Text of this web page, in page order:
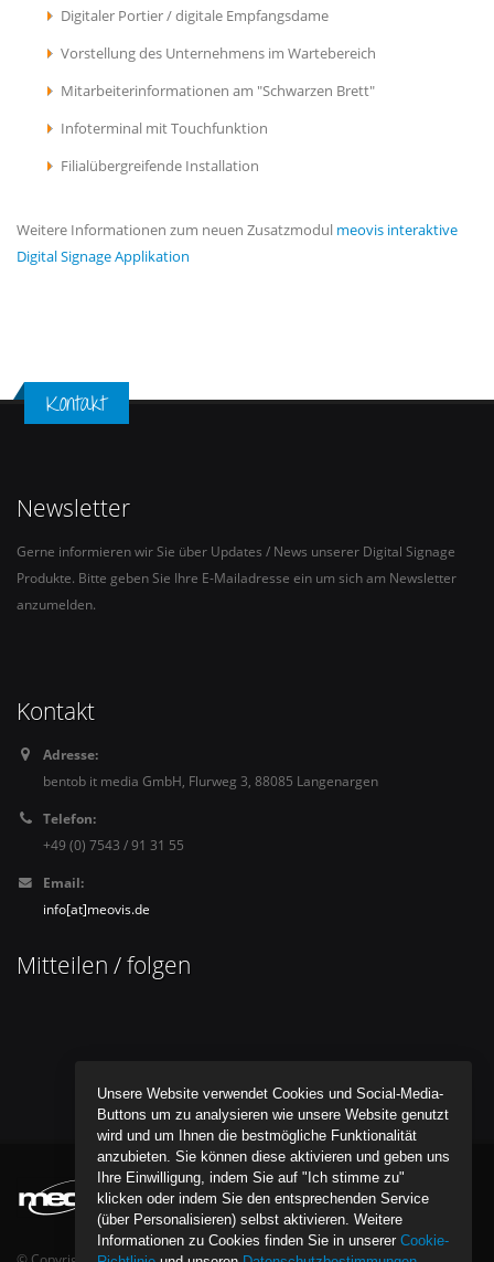
Digitaler Portier / digitale Empfangsdame
Vorstellung des Unternehmens im Wartebereich
Mitarbeiterinformationen am "Schwarzen Brett"
Infoterminal mit Touchfunktion
Filialübergreifende Installation
Weitere Informationen zum neuen Zusatzmodul meovis interaktive
Digital Signage Applikation
Kontakt
Newsletter
Gerne informieren wir Sie über Updates / News unserer Digital Signage
Produkte. Bitte geben Sie Ihre E-Mailadresse ein um sich am Newsletter
anzumelden.
Kontakt
Adresse:
bentob it media GmbH, Flurweg 3, 88085 Langenargen
Telefon:
+49 (0) 7543 / 91 31 55
Email:
info[at]meovis.de
Mitteilen / folgen
Unsere Website verwendet Cookies und Social-Media-
Buttons um zu analysieren wie unsere Website genutzt
wird und um Ihnen die bestmögliche Funktionalität
anzubieten. Sie können diese aktivieren und geben uns
Ihre Einwilligung, indem Sie auf "Ich stimme zu"
klicken oder indem Sie den entsprechenden Service
(über Personalisieren) selbst aktivieren. Weitere
Informationen zu Cookies finden Sie in unserer Cookie-